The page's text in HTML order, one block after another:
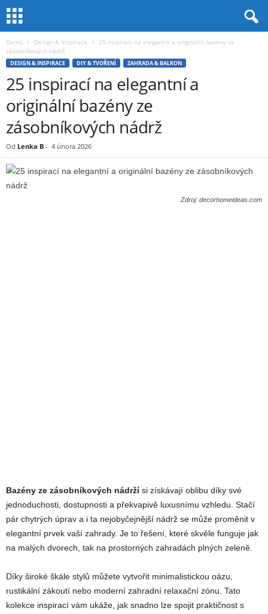
Domů Design & Inspirace
25 inspirací na elegantní a originální bazény ze
zásobníkových nádrž
DESIGN & INSPIRACE DIY & TVOŘENÍ ZAHRADA & BALKON
25 inspirací na elegantní a
originální bazény ze
zásobníkových nádrž
Od Lenka B - 4 února 2026
Zdroj: decorhomeideas.com
Bazény ze zásobníkových nádržísi získávají oblibu díky své
jednoduchosti, dostupnosti a překvapivě luxusnímu vzhledu. Stačí
pár chytrých úprav a i ta nejobyčejnější nádrž se může proměnit v
elegantní prvek vaší zahrady. Je to řešení, které skvěle funguje jak
na malých dvorech, tak na prostorných zahradách plných zeleně.
Díky široké škále stylů můžete vytvořit minimalistickou oázu,
rustikální zákoutí nebo moderní zahradní relaxační zónu. Tato
kolekce inspirací vám ukáže, jak snadno lze spojit praktičnost s